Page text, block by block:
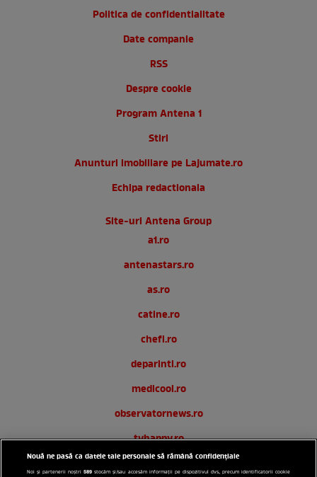
Politica de confidentialitate
Date companie
RSS
Despre cookie
Program Antena 1
Stiri
Anunturi imobiliare pe Lajumate.ro
Echipa redactionala
Site-uri Antena Group
a1.ro
antenastars.ro
as.ro
catine.ro
chefi.ro
deparinti.ro
medicool.ro
observatornews.ro
tvhappy.ro
useit.ro
Nouă ne pasă ca datele tale personale să rămână confidențiale
Noi și partenerii noștri589 stocăm și/sau accesăm informații pe dispozitivul dvs., precum identificatorii cookie